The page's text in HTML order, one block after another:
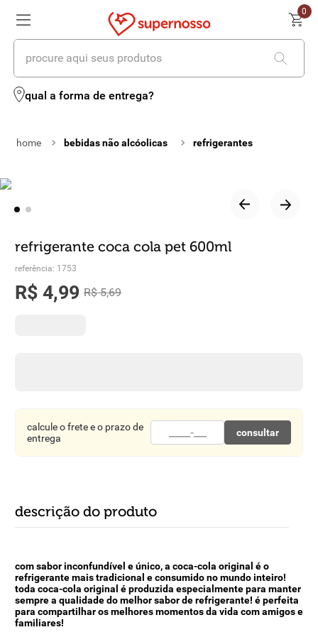
0
procure aqui seus produtos
qual a forma de entrega?
bebidas não alcóolicas refrigerantes
refrigerante coca cola pet 600ml
referência: 1753
R$ 4,99 R$ 5,69
calcule o frete e o prazo de
entrega
consultar
descrição do produto
com sabor inconfundível e único, a coca-cola original é o
refrigerante mais tradicional e consumido no mundo inteiro!
toda coca-cola original é produzida especialmente para manter
sempre a qualidade do melhor sabor de refrigerante! é perfeita
para compartilhar os melhores momentos da vida com amigos e
familiares!
termos mais buscados
2º leite
6º biscoito
7º vinhos